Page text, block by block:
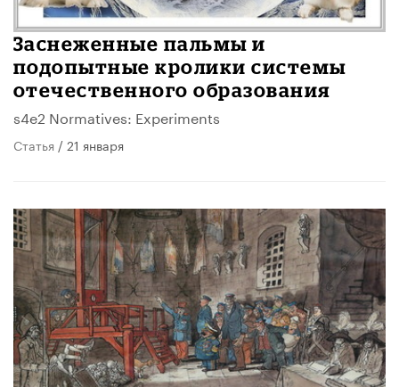
Заснеженные пальмы и
подопытные кролики системы
отечественного образования
s4e2 Normatives: Experiments
Статья / 21 января